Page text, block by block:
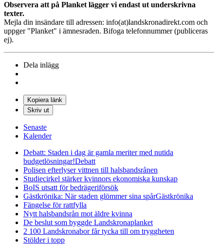
Observera att på Planket lägger vi endast ut underskrivna
texter.
Mejla din insändare till adressen: info(at)landskronadirekt.com och
uppger "Planket" i ämnesraden. Bifoga telefonnummer (publiceras
ej).
Dela inlägg
Kopiera länk
Skriv ut
Senaste
Kalender
Debatt: Staden i dag är gamla meriter med nutida
budgetlösningar!Debatt
Polisen efterlyser vittnen till halsbandsrånen
Studiecirkel stärker kvinnors ekonomiska kunskap
BoIS utsatt för bedrägeriförsök
Gästkrönika: När staden glömmer sina spårGästkrönika
Fängelse för rattfylla
Nytt halsbandsrån mot äldre kvinna
De beslut som byggde Landskronaplanket
2 100 Landskronabor får tycka till om tryggheten
Stölder i topp